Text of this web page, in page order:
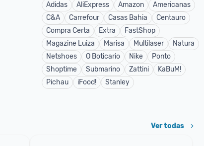
Adidas AliExpress Amazon
Americanas
C&A
Carrefour Casas Bahia
Centauro
Compra Certa
Extra
FastShop
Magazine Luiza
Marisa Multilaser
Natura
Netshoes
O Boticario Nike
Ponto
Shoptime
Submarino Zattini
KaBuM!
Pichau
iFood! Stanley
Ver todas